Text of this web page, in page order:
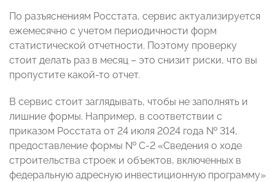
По разъяснениям Росстата, сервис актуализируется
ежемесячно с учетом периодичности форм
статистической отчетности. Поэтому проверку
стоит делать раз в месяц – это снизит риски, что вы
пропустите какой-то отчет.
В сервис стоит заглядывать, чтобы не заполнять и
лишние формы. Например, в соответствии с
приказом Росстата от 24 июля 2024 года № 314,
предоставление формы № С-2 «Сведения о ходе
строительства строек и объектов, включенных в
федеральную адресную инвестиционную программу»